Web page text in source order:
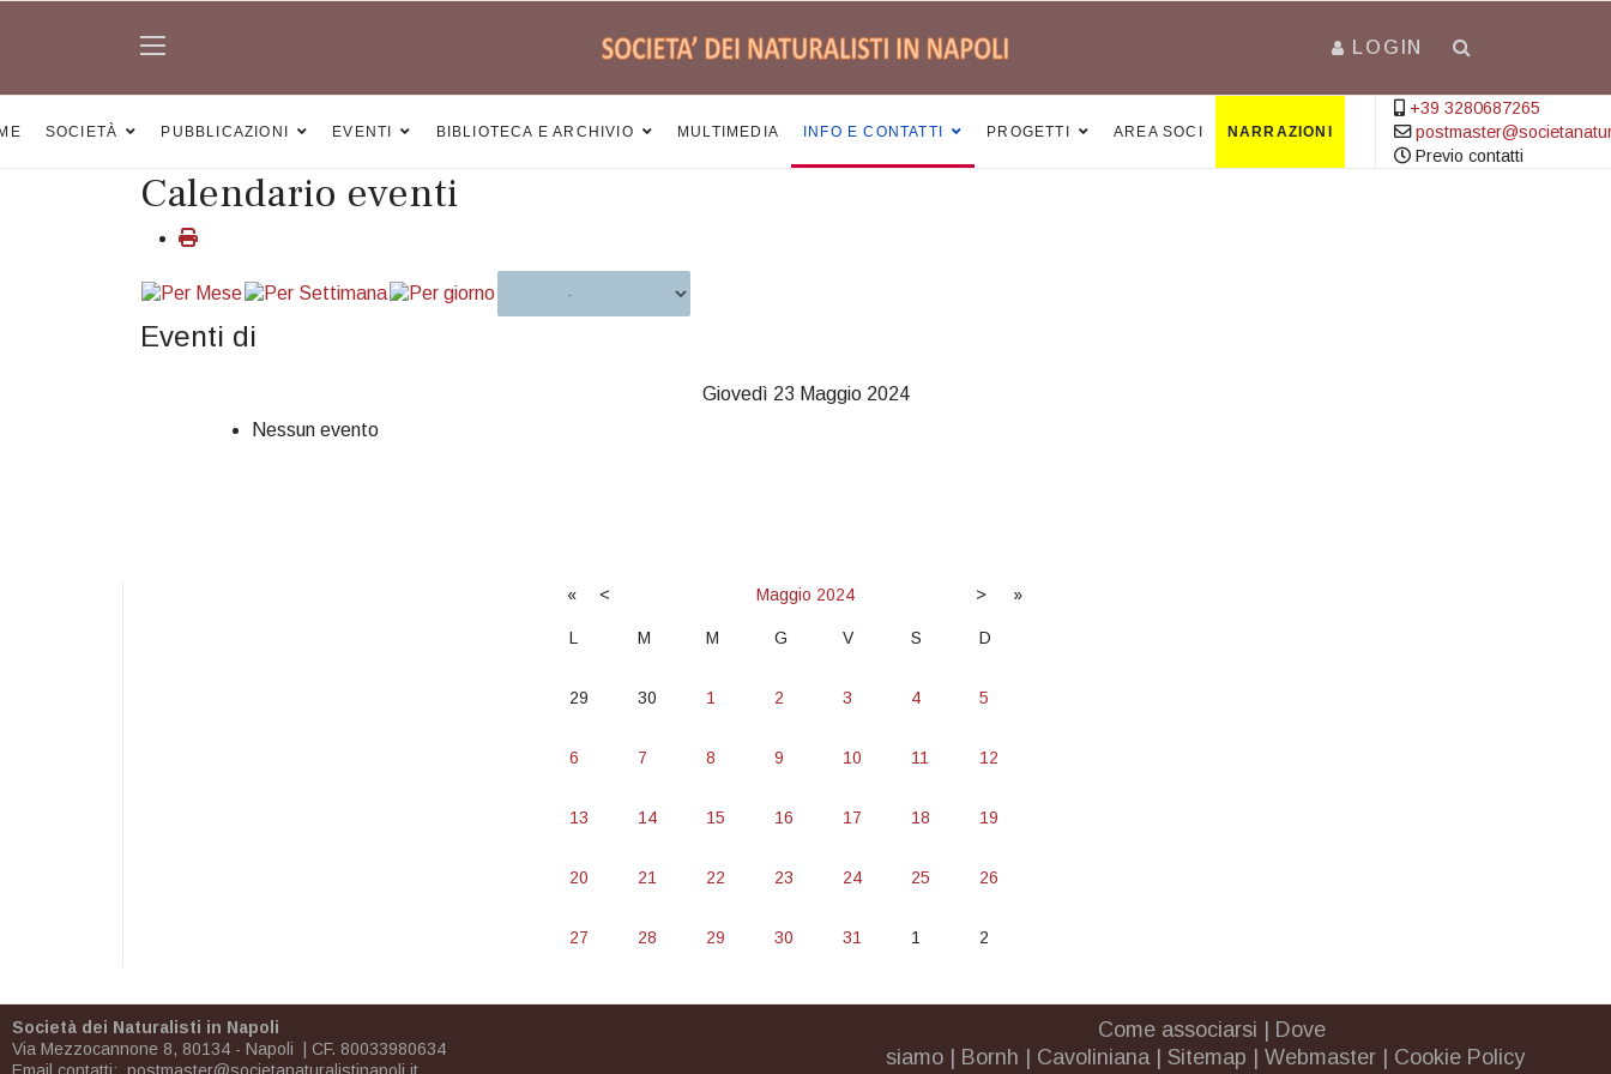
LOGIN
SOCIETÀ PUBBLICAZIONI EVENTI BIBLIOTECA E ARCHIVIO MULTIMEDIA INFO E CONTATTI PROGETTI AREA SOCI NARRAZIONI
+39 3280687265
Previo contatti
Calendario eventi
Eventi di
Giovedì 23 Maggio 2024
Nessun evento
« < Maggio 2024 > »
L M M G V S D
29 30 1 2 3 4 5
6 7 8 9 10 11 12
13 14 15 16 17 18 19
20 21 22 23 24 25 26
27 28 29 30 31 1 2
Società dei Naturalisti in Napoli
Via Mezzocannone 8, 80134 - Napoli | CF. 80033980634
Come associarsi
Dove
siamo
Bornh Cavoliniana| Sitemap Webmaster Cookie Policy